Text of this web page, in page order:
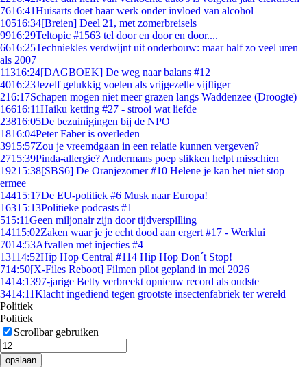
7616:41Huisarts doet haar werk onder invloed van alcohol
10516:34[Breien] Deel 21, met zomerbreisels
9916:29Teltopic #1563 tel door en door en door....
6616:25Techniekles verdwijnt uit onderbouw: maar half zo veel uren
als 2007
11316:24[DAGBOEK] De weg naar balans #12
4016:23Jezelf gelukkig voelen als vrijgezelle vijftiger
216:17Schapen mogen niet meer grazen langs Waddenzee (Droogte)
16616:11Haiku ketting #27 - strooi wat liefde
23816:05De bezuinigingen bij de NPO
1816:04Peter Faber is overleden
3915:57Zou je vreemdgaan in een relatie kunnen vergeven?
2715:39Pinda-allergie? Andermans poep slikken helpt misschien
19215:38[SBS6] De Oranjezomer #10 Helene je kan het niet stop
ermee
14415:17De EU-politiek #6 Musk naar Europa!
16315:13Politieke podcasts #1
515:11Geen miljonair zijn door tijdverspilling
14115:02Zaken waar je je echt dood aan ergert #17 - Werklui
7014:53Afvallen met injecties #4
13114:52Hip Hop Central #114 Hip Hop Don´t Stop!
714:50[X-Files Reboot] Filmen pilot gepland in mei 2026
1414:1397-jarige Betty verbreekt opnieuw record als oudste
3414:11Klacht ingediend tegen grootste insectenfabriek ter wereld
Politiek
Politiek
Scrollbar gebruiken
opslaan